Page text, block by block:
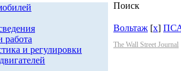
работа
и регулировки
Поиск
Вольтаж [x]
The Wall Street Journal